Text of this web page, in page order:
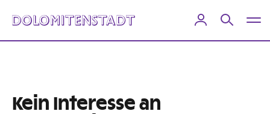
Kein Interesse an